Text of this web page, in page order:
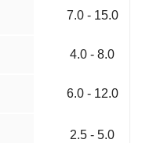
7.0 - 15.0
4.0 - 8.0
6.0 - 12.0
2.5 - 5.0